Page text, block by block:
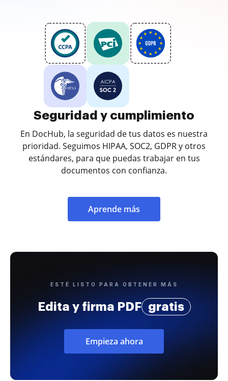
Seguridad y cumplimiento
En DocHub, la seguridad de tus datos es nuestra
prioridad. Seguimos HIPAA, SOC2, GDPR y otros
estándares, para que puedas trabajar en tus
documentos con confianza.
Aprende más
ESTÉ LISTO PARA OBTENER MÁS
Edita y firma PDF gratis
Empieza ahora